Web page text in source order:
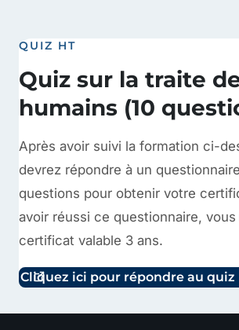
QUIZ HT
Quiz sur la traite
humains (10
Après avoir suivi la formation ci-
devrez répondre à un
questions pour obtenir votre
avoir réussi ce questionnaire,
certificat valable 3 ans.
Cliquez ici pour répondre au quiz